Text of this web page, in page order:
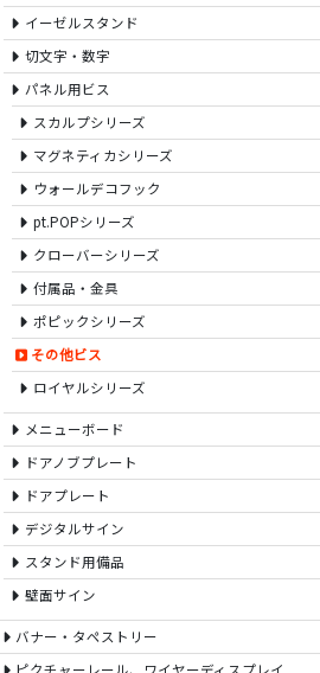
イーゼルスタンド
切文字・数字
パネル用ビス
スカルプシリーズ
マグネティカシリーズ
ウォールデコフック
pt.POPシリーズ
クローバーシリーズ
付属品・金具
ポピックシリーズ
その他ビス
ロイヤルシリーズ
メニューボード
ドアノブプレート
ドアプレート
デジタルサイン
スタンド用備品
壁面サイン
バナー・タペストリー